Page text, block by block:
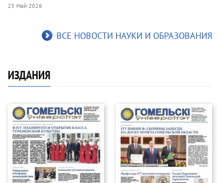
25 Май 2026
ВСЕ НОВОСТИ НАУКИ И ОБРАЗОВАНИЯ
ИЗДАНИЯ